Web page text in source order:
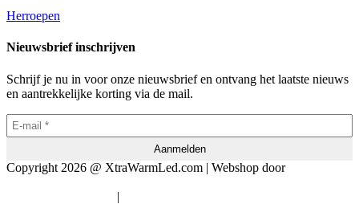
Herroepen
Nieuwsbrief inschrijven
Schrijf je nu in voor onze nieuwsbrief en ontvang het laatste nieuws
en aantrekkelijke korting via de mail.
Copyright 2026 @ XtraWarmLed.com | Webshop door
|